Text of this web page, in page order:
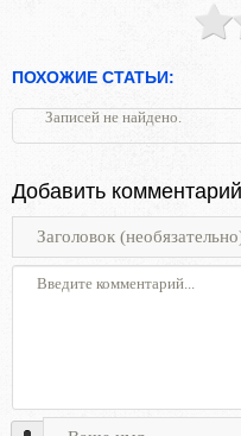
ПОХОЖИЕ СТАТЬИ:
Записей не найдено.
Добавить комментарий